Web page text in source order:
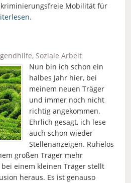
Mobilität für
, Soziale Arbeit
Nun bin ich schon ein
halbes Jahr hier, bei
meinem neuen Träger
und immer noch nicht
richtig angekommen.
Ehrlich gesagt, ich lese
auch schon wieder
Stellenanzeigen. Ruhelos
großen Träger mehr
einem kleinen Träger stellt
heraus. Es ist genauso